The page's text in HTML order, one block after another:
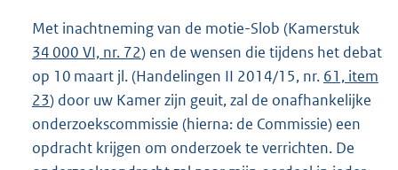
Met inachtneming van de motie-Slob (Kamerstuk
34 000 VI, nr. 72) en de wensen die tijdens het debat
op 10 maart jl. (Handelingen II 2014/15, nr. 61, item
23) door uw Kamer zijn geuit, zal de onafhankelijke
onderzoekscommissie (hierna: de Commissie) een
opdracht krijgen om onderzoek te verrichten. De